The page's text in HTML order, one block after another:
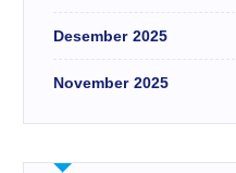
Desember 2025
November 2025